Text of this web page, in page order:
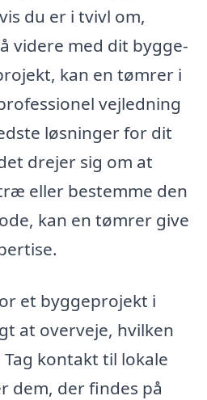
du er i tvivl om,
videre med dit bygge-
kan en tømrer i
vejledning
løsninger for dit
drejer sig om at
eller bestemme den
kan en tømrer give
et byggeprojekt i
at overveje, hvilken
kontakt til lokale
dem, der findes på